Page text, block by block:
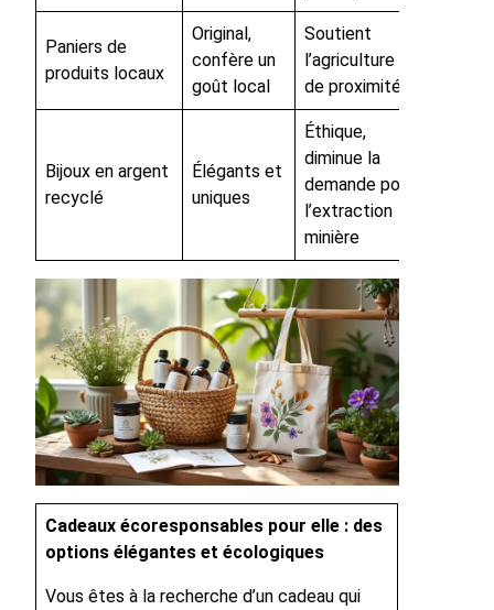
Paniers de
produits locaux
Original,
confère un
goût local
Soutient
l’agriculture
de proximité
Bijoux en argent
recyclé
Élégants et
uniques
Éthique,
diminue la
demande pour
l’extraction
minière
Cadeaux écoresponsables pour elle : des
options élégantes et écologiques
Vous êtes à la recherche d’un cadeau qui